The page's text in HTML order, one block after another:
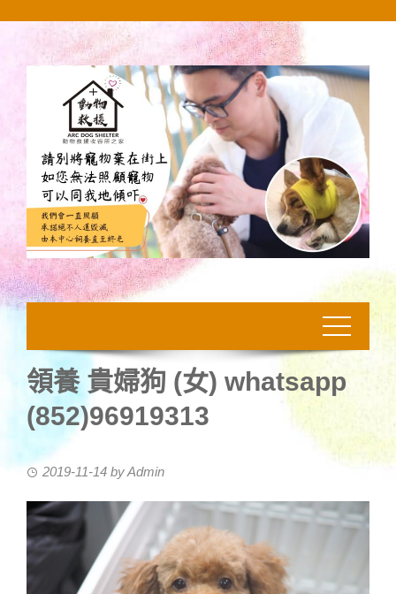
領養 貴婦狗 (女) whatsapp
(852)96919313
2019-11-14 byAdmin